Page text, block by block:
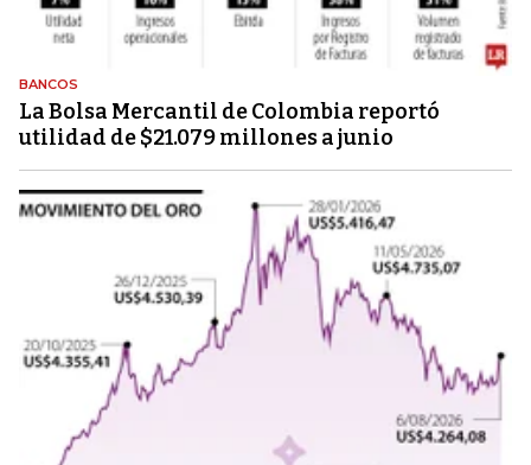
BANCOS
La Bolsa Mercantil de Colombia reportó
utilidad de $21.079 millones a junio